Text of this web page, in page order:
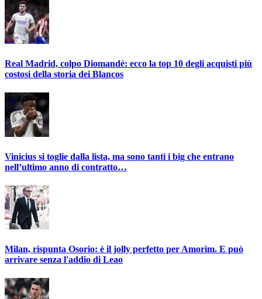
Real Madrid, colpo Diomandé: ecco la top 10 degli acquisti più
costosi della storia dei Blancos
Vinicius si toglie dalla lista, ma sono tanti i big che entrano
nell’ultimo anno di contratto…
Milan, rispunta Osorio: è il jolly perfetto per Amorim. E può
arrivare senza l'addio di Leao